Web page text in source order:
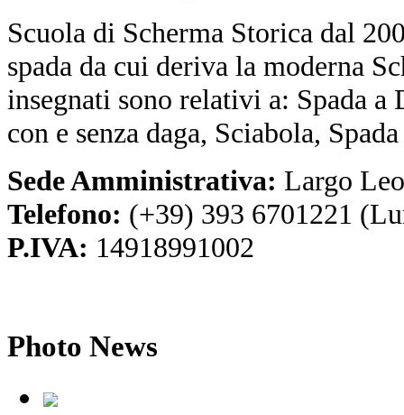
Scuola di Scherma Storica dal
spada da cui deriva la moderna
insegnati sono relativi a: Spada a
con e senza daga, Sciabola,
Sede Amministrativa: Largo
Telefono: (+39) 393 6701221
P.IVA: 14918991002
Photo News